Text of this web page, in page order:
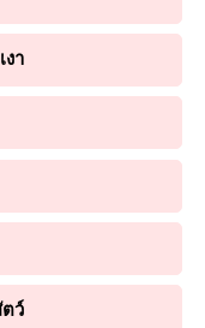
า
ว์